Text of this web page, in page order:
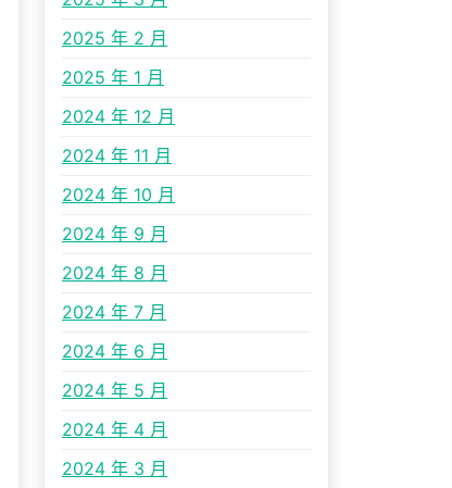
2025 年 2 月
2025 年 1 月
2024 年 12 月
2024 年 11 月
2024 年 10 月
2024 年 9 月
2024 年 8 月
2024 年 7 月
2024 年 6 月
2024 年 5 月
2024 年 4 月
2024 年 3 月